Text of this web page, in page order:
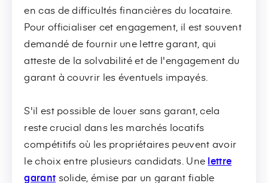
en cas de difficultés financières du locataire.
Pour officialiser cet engagement, il est souvent
demandé de fournir une lettre garant, qui
atteste de la solvabilité et de l'engagement du
garant à couvrir les éventuels impayés.
S'il est possible de louer sans garant, cela
reste crucial dans les marchés locatifs
compétitifs où les propriétaires peuvent avoir
le choix entre plusieurs candidats. Une lettre
garant solide, émise par un garant fiable